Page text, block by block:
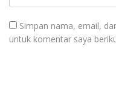
Simpan nama, email,
untuk komentar saya